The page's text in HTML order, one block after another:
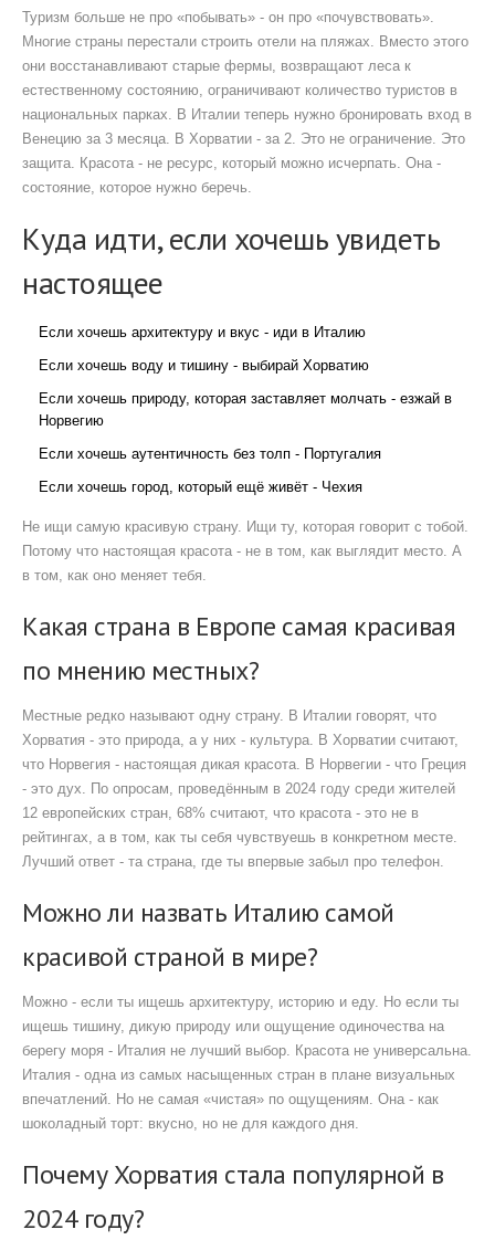
Туризм больше не про «побывать» - он про «почувствовать».
Многие страны перестали строить отели на пляжах. Вместо этого
они восстанавливают старые фермы, возвращают леса к
естественному состоянию, ограничивают количество туристов в
национальных парках. В Италии теперь нужно бронировать вход в
Венецию за 3 месяца. В Хорватии - за 2. Это не ограничение. Это
защита. Красота - не ресурс, который можно исчерпать. Она -
состояние, которое нужно беречь.
Куда идти, если хочешь увидеть
настоящее
Если хочешь архитектуру и вкус - иди в Италию
Если хочешь воду и тишину - выбирай Хорватию
Если хочешь природу, которая заставляет молчать - езжай в
Норвегию
Если хочешь аутентичность без толп - Португалия
Если хочешь город, который ещё живёт - Чехия
Не ищи самую красивую страну. Ищи ту, которая говорит с тобой.
Потому что настоящая красота - не в том, как выглядит место. А
в том, как оно меняет тебя.
Какая страна в Европе самая красивая
по мнению местных?
Местные редко называют одну страну. В Италии говорят, что
Хорватия - это природа, а у них - культура. В Хорватии считают,
что Норвегия - настоящая дикая красота. В Норвегии - что Греция
- это дух. По опросам, проведённым в 2024 году среди жителей
12 европейских стран, 68% считают, что красота - это не в
рейтингах, а в том, как ты себя чувствуешь в конкретном месте.
Лучший ответ - та страна, где ты впервые забыл про телефон.
Можно ли назвать Италию самой
красивой страной в мире?
Можно - если ты ищешь архитектуру, историю и еду. Но если ты
ищешь тишину, дикую природу или ощущение одиночества на
берегу моря - Италия не лучший выбор. Красота не универсальна.
Италия - одна из самых насыщенных стран в плане визуальных
впечатлений. Но не самая «чистая» по ощущениям. Она - как
шоколадный торт: вкусно, но не для каждого дня.
Почему Хорватия стала популярной в
2024 году?